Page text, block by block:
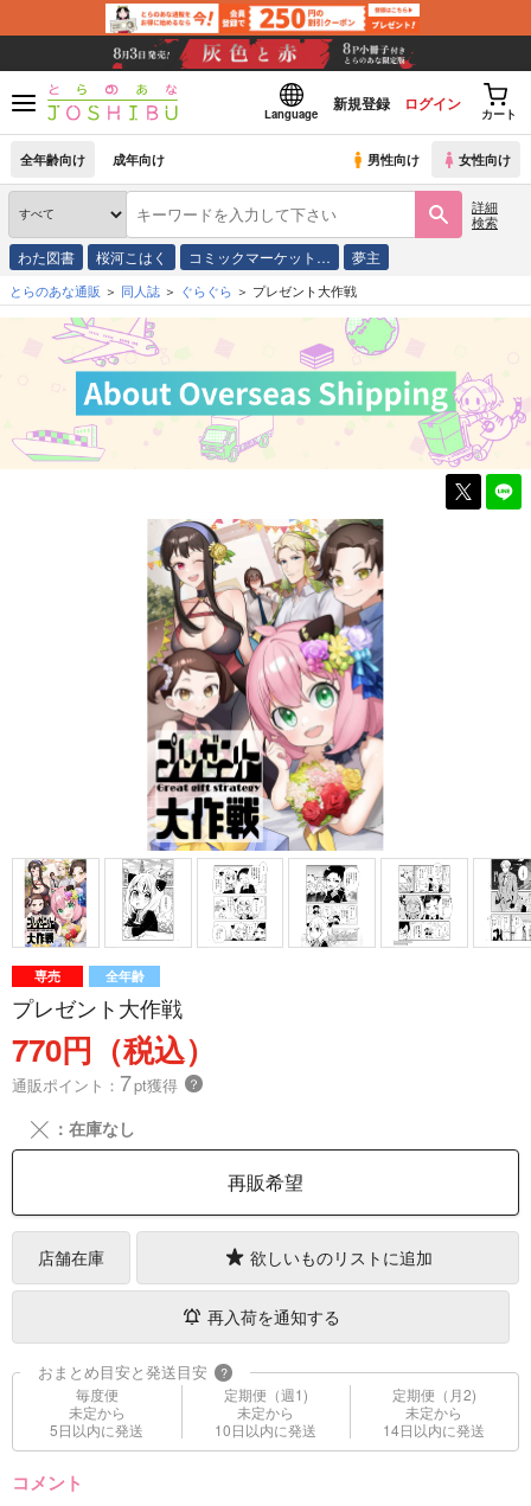
Language
新規登録 ログイン
カート
全年齢向け 成年向け 男性向け 女性向け
詳細
検索
わた図書 桜河こはく コミックマーケット… 夢主
とらのあな通販 同人誌 ぐらぐら プレゼント大作戦
専売 全年齢
プレゼント大作戦
770円（税込）
通販ポイント： 7pt獲得 ？
╳ ：在庫なし
再販希望
店舗在庫 欲しいものリストに追加
再入荷を通知する
おまとめ目安と発送目安 ?
毎度便
未定から
5日以内に発送
定期便（週1)
未定から
10日以内に発送
定期便（月2)
未定から
14日以内に発送
コメント